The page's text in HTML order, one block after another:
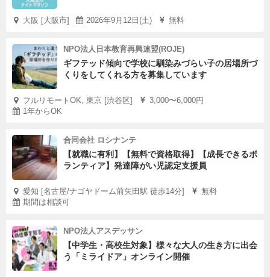
大阪 [大阪市] 2026年9月12日(土) 無料
NPO法人日本教育再興連盟(ROJE)
ギフテッド傾向で学校に馴染みづらい子の居場所づ
くりをしてくれる方を募集しています
フルリモートOK, 東京 [渋谷区]
3,000〜6,000円
1年からOK
合同会社 ロシナンテ
【就職に有利】【無料で資格取得】【成長できるボ
ランティア】発達障がい児認定支援員
愛知 [名古屋/ナゴヤドーム前矢田駅 徒歩14分]
無料
期間は相談可
NPO法人アスデッサン
【中学生・高校生対象】様々な大人の生き方に出会
う「ミライドア」オンライン開催